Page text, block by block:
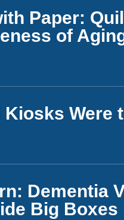
Paper:
of
Kiosks Were
Dementia
Big Boxes